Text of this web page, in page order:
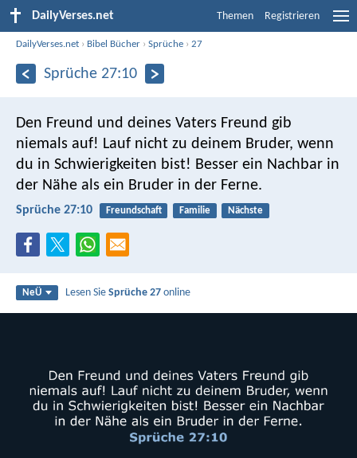
DailyVerses.net Themen Registrieren
DailyVerses.net › Bibel Bücher ›Sprüche ›27
Sprüche 27:10
Den Freund und deines Vaters Freund gib
niemals auf! Lauf nicht zu deinem Bruder, wenn
du in Schwierigkeiten bist! Besser ein Nachbar in
der Nähe als ein Bruder in der Ferne.
Sprüche 27:10 Freundschaft Familie Nächste
NeÜ Lesen SieSprüche 27 online